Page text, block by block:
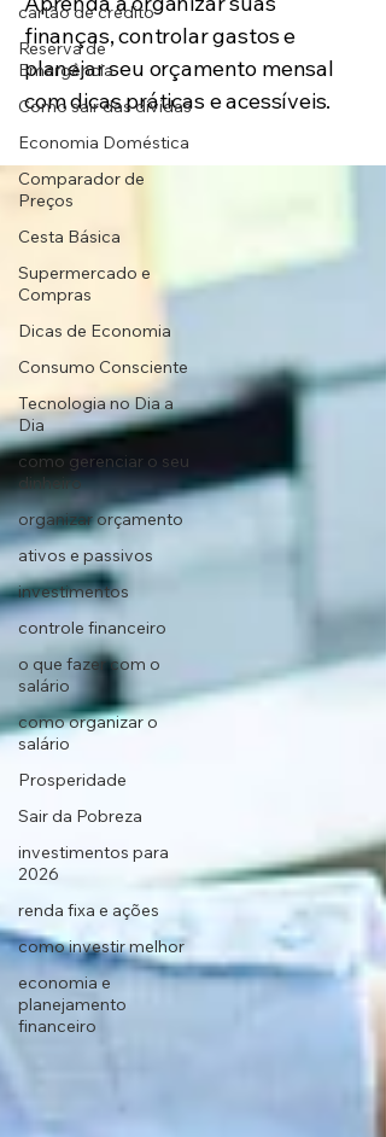
cartão de crédito
Reserva de
Emergência
Como sair das dívidas
Economia Doméstica
Comparador de
Preços
Cesta Básica
Supermercado e
Compras
Dicas de Economia
Consumo Consciente
Tecnologia no Dia a
Dia
como gerenciar o seu
dinheiro
organizar orçamento
ativos e passivos
investimentos
controle financeiro
o que fazer com o
salário
como organizar o
salário
Prosperidade
Sair da Pobreza
investimentos para
2026
renda fixa e ações
como investir melhor
economia e
planejamento
financeiro
finanças, controlar gastos e
planejar seu orçamento mensal
com dicas práticas e acessíveis.